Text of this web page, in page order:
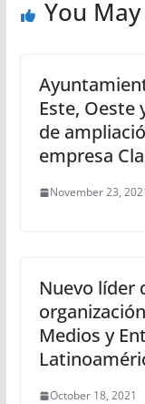
You
Este,
de
empresa
November 23,
Nuevo líder
Medios y
October 18, 2021